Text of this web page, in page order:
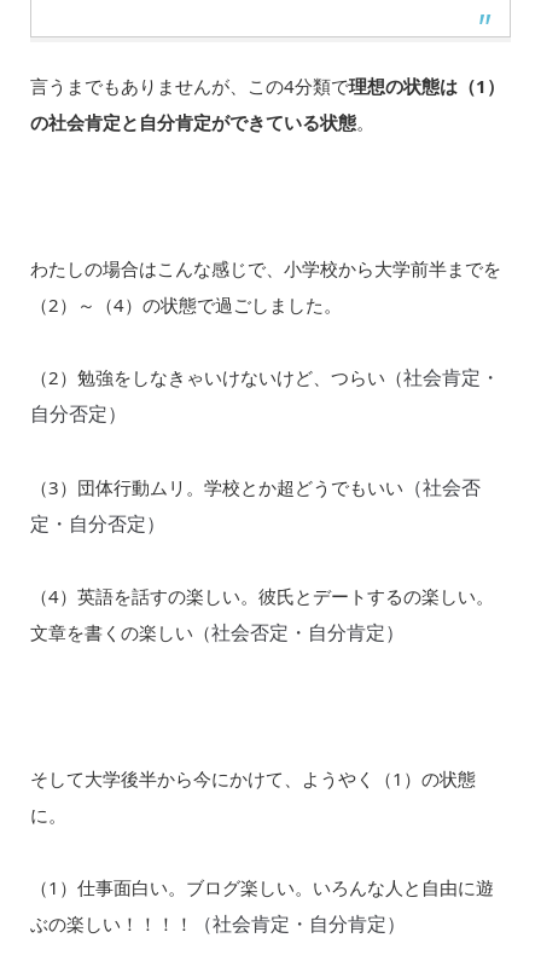
言うまでもありませんが、この4分類で理想の状態は（1）
の社会肯定と自分肯定ができている状態。
わたしの場合はこんな感じで、小学校から大学前半までを
（2）～（4）の状態で過ごしました。
（2）勉強をしなきゃいけないけど、つらい（社会肯定・
自分否定）
（3）団体行動ムリ。学校とか超どうでもいい （社会否
定・自分否定）
（4）英語を話すの楽しい。彼氏とデートするの楽しい。
文章を書くの楽しい（社会否定・自分肯定）
そして大学後半から今にかけて、ようやく（1）の状態
に。
（1）仕事面白い。ブログ楽しい。いろんな人と自由に遊
ぶの楽しい！！！！
（社会肯定・自分肯定）